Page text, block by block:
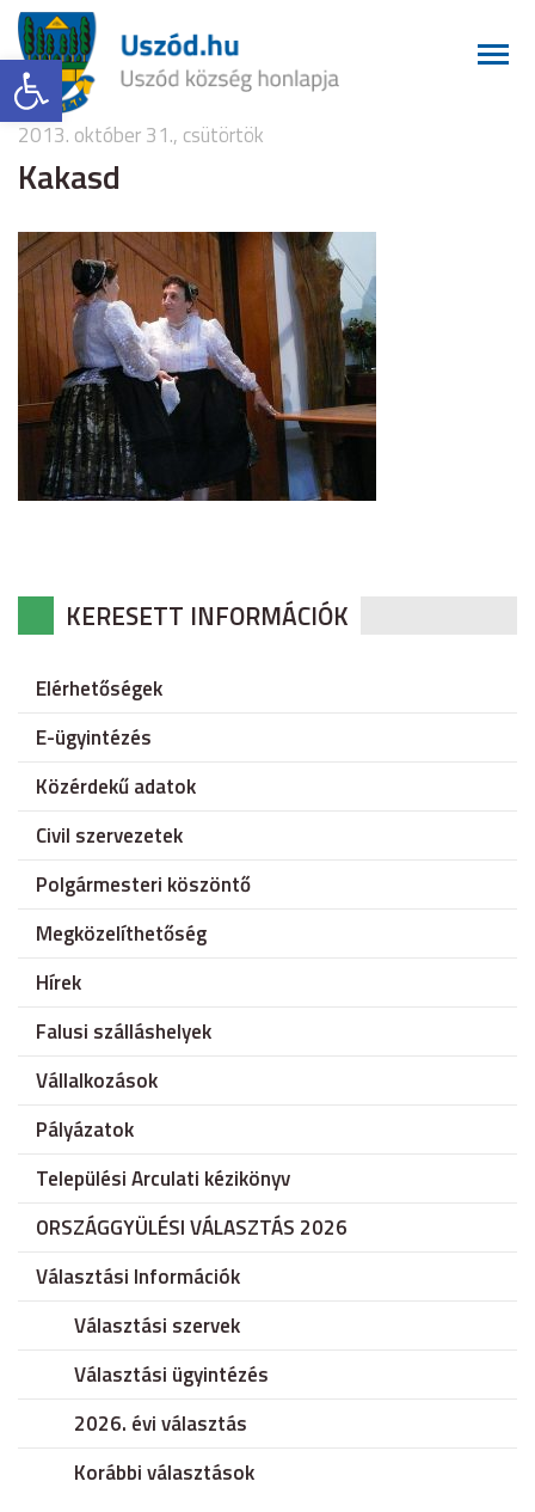
Eszköztár megnyitása
2013. október 31., csütörtök
Kakasd
KERESETT INFORMÁCIÓK
Elérhetőségek
E-ügyintézés
Közérdekű adatok
Civil szervezetek
Polgármesteri köszöntő
Megközelíthetőség
Hírek
Falusi szálláshelyek
Vállalkozások
Pályázatok
Települési Arculati kézikönyv
ORSZÁGGYÜLÉSI VÁLASZTÁS 2026
Választási Információk
Választási szervek
Választási ügyintézés
2026. évi választás
Korábbi választások